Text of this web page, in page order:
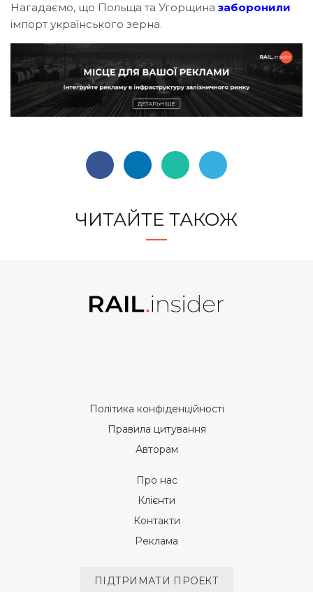
Нагадаємо, що Польща та Угорщина заборонили
імпорт українського зерна.
ЧИТАЙТЕ ТАКОЖ
Політика конфіденційності
Правила цитування
Авторам
Про нас
Клієнти
Контакти
Реклама
ПІДТРИМАТИ ПРОЕКТ